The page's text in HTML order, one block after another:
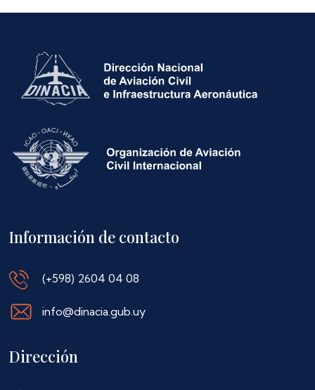
Información de contacto
(+598) 2604 04 08
info@dinacia.gub.uy
Dirección